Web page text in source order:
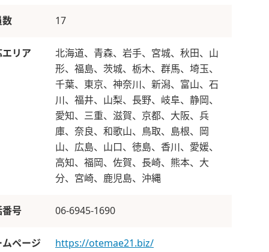
数 17
エリア
北海道、青森、岩手、宮城、秋田、山
形、福島、茨城、栃木、群馬、埼玉、
千葉、東京、神奈川、新潟、富山、石
川、福井、山梨、長野、岐阜、静岡、
愛知、三重、滋賀、京都、大阪、兵
庫、奈良、和歌山、鳥取、島根、岡
山、広島、山口、徳島、香川、愛媛、
高知、福岡、佐賀、長崎、熊本、大
分、宮崎、鹿児島、沖縄
番号 06-6945-1690
ムページ https://otemae21.biz/